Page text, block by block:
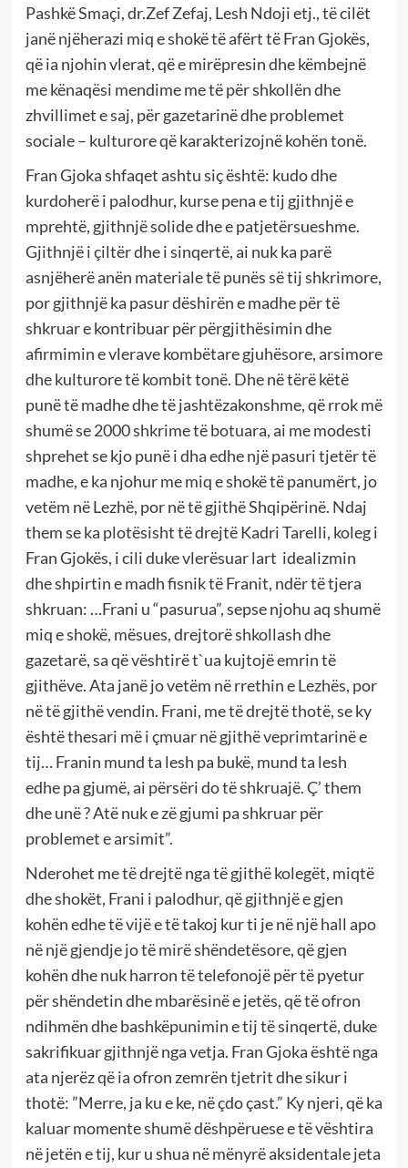
Pashkë Smaçi, dr.Zef Zefaj, Lesh Ndoji etj., të cilët
janë njëherazi miq e shokë të afërt të Fran Gjokës,
që ia njohin vlerat, që e mirëpresin dhe këmbejnë
me kënaqësi mendime me të për shkollën dhe
zhvillimet e saj, për gazetarinë dhe problemet
sociale – kulturore që karakterizojnë kohën tonë.
Fran Gjoka shfaqet ashtu siç është: kudo dhe
kurdoherë i palodhur, kurse pena e tij gjithnjë e
mprehtë, gjithnjë solide dhe e patjetërsueshme.
Gjithnjë i çiltër dhe i sinqertë, ai nuk ka parë
asnjëherë anën materiale të punës së tij shkrimore,
por gjithnjë ka pasur dëshirën e madhe për të
shkruar e kontribuar për përgjithësimin dhe
afirmimin e vlerave kombëtare gjuhësore, arsimore
dhe kulturore të kombit tonë. Dhe në tërë këtë
punë të madhe dhe të jashtëzakonshme, që rrok më
shumë se 2000 shkrime të botuara, ai me modesti
shprehet se kjo punë i dha edhe një pasuri tjetër të
madhe, e ka njohur me miq e shokë të panumërt, jo
vetëm në Lezhë, por në të gjithë Shqipërinë. Ndaj
them se ka plotësisht të drejtë Kadri Tarelli, koleg i
Fran Gjokës, i cili duke vlerësuar lart idealizmin
dhe shpirtin e madh fisnik të Franit, ndër të tjera
shkruan: …Frani u “pasurua”, sepse njohu aq shumë
miq e shokë, mësues, drejtorë shkollash dhe
gazetarë, sa që vështirë t`ua kujtojë emrin të
gjithëve. Ata janë jo vetëm në rrethin e Lezhës, por
në të gjithë vendin. Frani, me të drejtë thotë, se ky
është thesari më i çmuar në gjithë veprimtarinë e
tij… Franin mund ta lesh pa bukë, mund ta lesh
edhe pa gjumë, ai përsëri do të shkruajë. Ç’ them
dhe unë ? Atë nuk e zë gjumi pa shkruar për
problemet e arsimit”.
Nderohet me të drejtë nga të gjithë kolegët, miqtë
dhe shokët, Frani i palodhur, që gjithnjë e gjen
kohën edhe të vijë e të takoj kur ti je në një hall apo
në një gjendje jo të mirë shëndetësore, që gjen
kohën dhe nuk harron të telefonojë për të pyetur
për shëndetin dhe mbarësinë e jetës, që të ofron
ndihmën dhe bashkëpunimin e tij të sinqertë, duke
sakrifikuar gjithnjë nga vetja. Fran Gjoka është nga
ata njerëz që ia ofron zemrën tjetrit dhe sikur i
thotë: ”Merre, ja ku e ke, në çdo çast.” Ky njeri, që ka
kaluar momente shumë dëshpëruese e të vështira
në jetën e tij, kur u shua në mënyrë aksidentale jeta